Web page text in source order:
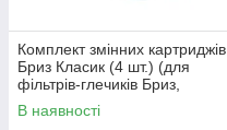
Комплект змінних картриджів
Бриз Класик (4 шт.) (для
фільтрів-глечиків Бриз,
BRITA, DAFI, BWT,
ECOSOFT)
В наявності